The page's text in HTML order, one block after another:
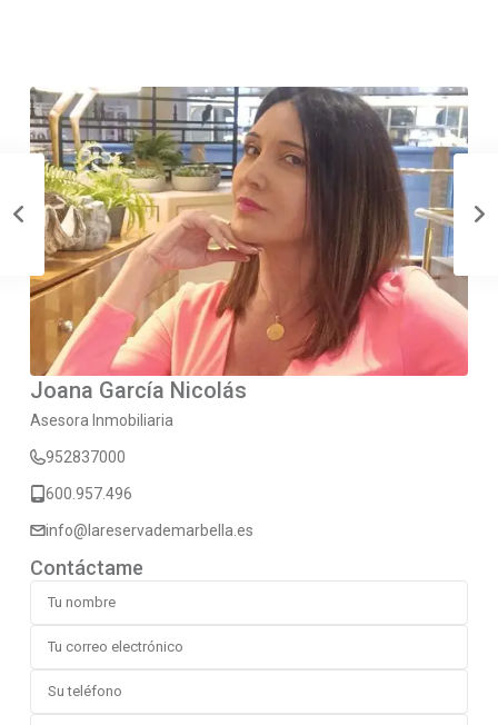
Joana García Nicolás
Asesora Inmobiliaria
952837000
600.957.496
info@lareservademarbella.es
Contáctame